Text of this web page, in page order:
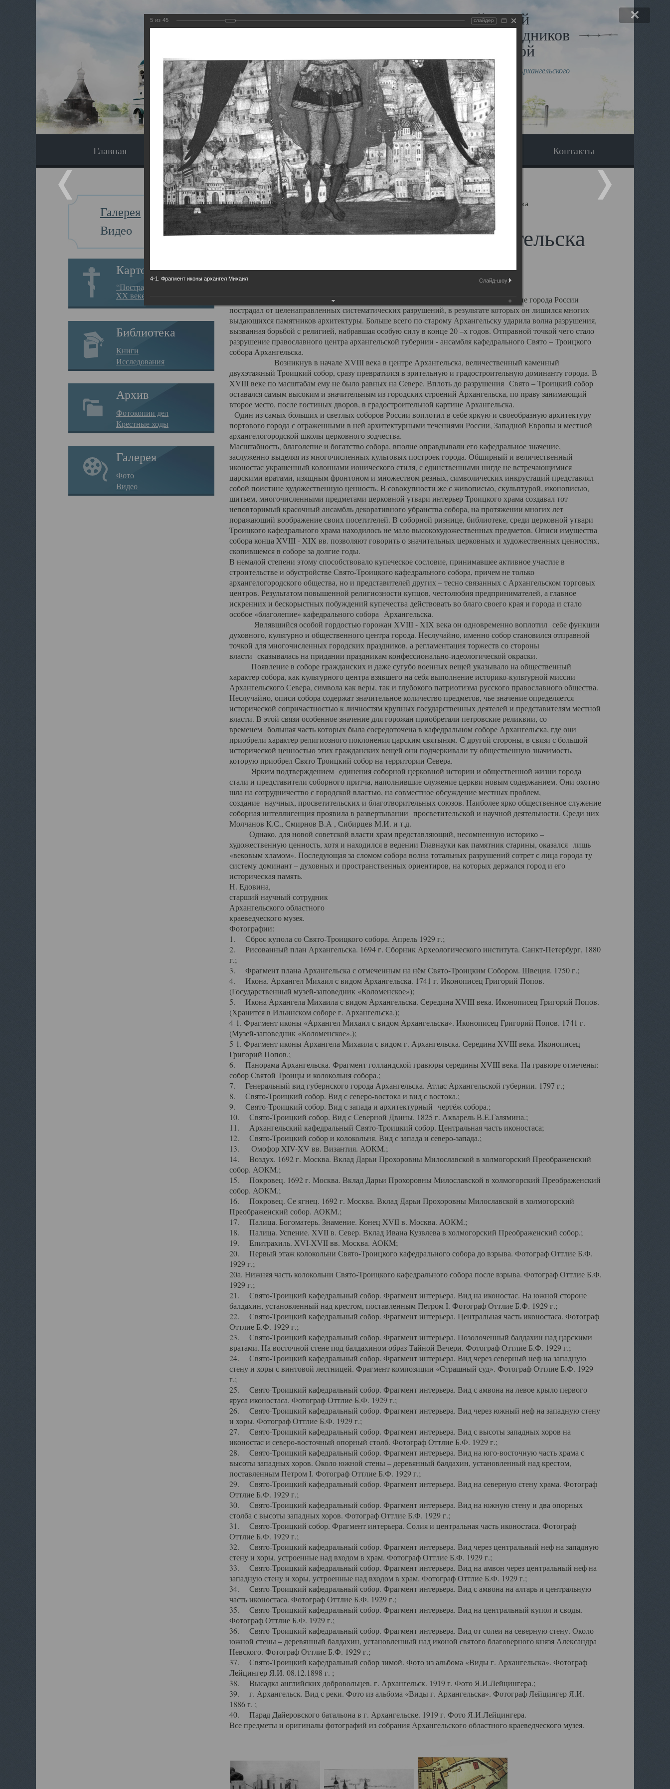
Виртуальный музей
Новомучеников и исповедников
Земли Архангельской
Сайт создан по благословлению митрополита Архангельского
и Холмогорского Даниила
Главная Экскурсия Наследники Галерея Вопрос-ответ Контакты
Галерея
Видео
Картотека
“Пострадавшие за веру в
XX веке на Севере”
Библиотека
Книги
Исследования
Архив
Фотокопии дел
Крестные ходы
Галерея
Фото
Видео
Главная Галерея Храмы-мученики Архангельска Свято-Троицкий собор Архангельска
Свято-Троицкий собор Архангельска
Свято-Троицкий собор Архангельска
Сегодня мы можем говорить, что Архангельск в большей мере, чем другие губернские города России
пострадал от целенаправленных систематических разрушений, в результате которых он лишился многих
выдающихся памятников архитектуры. Больше всего по старому Архангельску ударила волна разрушения,
вызванная борьбой с религией, набравшая особую силу в конце 20 –х годов. Отправной точкой чего стало
разрушение православного центра архангельской губернии - ансамбля кафедрального Свято – Троицкого
собора Архангельска.
Возникнув в начале XVIII века в центре Архангельска, величественный каменный
двухэтажный Троицкий собор, сразу превратился в зрительную и градостроительную доминанту города. В
XVIII веке по масштабам ему не было равных на Севере. Вплоть до разрушения Свято – Троицкий собор
оставался самым высоким и значительным из городских строений Архангельска, по праву занимающий
второе место, после гостиных дворов, в градостроительной картине Архангельска.
Один из самых больших и светлых соборов России воплотил в себе яркую и своеобразную архитектуру
портового города с отраженными в ней архитектурными течениями России, Западной Европы и местной
архангелогородской школы церковного зодчества.
Масштабность, благолепие и богатство собора, вполне оправдывали его кафедральное значение,
заслуженно выделяя из многочисленных культовых построек города. Обширный и величественный
иконостас украшенный колоннами ионического стиля, с единственными нигде не встречающимися
царскими вратами, изящным фронтоном и множеством резных, символических инкрустаций представлял
собой поистине художественную ценность. В совокупности же с живописью, скульптурой, иконописью,
шитьем, многочисленными предметами церковной утвари интерьер Троицкого храма создавал тот
неповторимый красочный ансамбль декоративного убранства собора, на протяжении многих лет
поражающий воображение своих посетителей. В соборной ризнице, библиотеке, среди церковной утвари
Троицкого кафедрального храма находилось не мало высокохудожественных предметов. Описи имущества
собора конца XVIII - XIX вв. позволяют говорить о значительных церковных и художественных ценностях,
скопившемся в соборе за долгие годы.
В немалой степени этому способствовало купеческое сословие, принимавшее активное участие в
строительстве и обустройстве Свято-Троицкого кафедрального собора, причем не только
архангелогородского общества, но и представителей других – тесно связанных с Архангельском торговых
центров. Результатом повышенной религиозности купцов, честолюбия предпринимателей, а главное
искренних и бескорыстных побуждений купечества действовать во благо своего края и города и стало
особое «благолепие» кафедрального собора Архангельска.
Являвшийся особой гордостью горожан XVIII - XIX века он одновременно воплотил себе функции
духовного, культурно и общественного центра города. Неслучайно, именно собор становился отправной
точкой для многочисленных городских праздников, а регламентация торжеств со стороны
власти сказывалась на придании праздникам конфессионально-идеологической окраски.
Появление в соборе гражданских и даже сугубо военных вещей указывало на общественный
характер собора, как культурного центра взявшего на себя выполнение историко-культурной миссии
Архангельского Севера, символа как веры, так и глубокого патриотизма русского православного общества.
Неслучайно, описи собора содержат значительное количество предметов, чье значение определяется
исторической сопричастностью к личностям крупных государственных деятелей и представителям местной
власти. В этой связи особенное значение для горожан приобретали петровские реликвии, со
временем большая часть которых была сосредоточена в кафедральном соборе Архангельска, где они
приобрели характер религиозного поклонения царским святыням. С другой стороны, в связи с большой
исторической ценностью этих гражданских вещей они подчеркивали ту общественную значимость,
которую приобрел Свято Троицкий собор на территории Севера.
Ярким подтверждением единения соборной церковной истории и общественной жизни города
стали и представители соборного притча, наполнившие служение церкви новым содержанием. Они охотно
шла на сотрудничество с городской властью, на совместное обсуждение местных проблем,
создание научных, просветительских и благотворительных союзов. Наиболее ярко общественное служение
соборная интеллигенция проявила в развертывании просветительской и научной деятельности. Среди них
Молчанов К.С., Смирнов В.А , Сибирцев М.И. и т.д.
Однако, для новой советской власти храм представляющий, несомненную историко –
художественную ценность, хотя и находился в ведении Главнауки как памятник старины, оказался лишь
«вековым хламом». Последующая за сломом собора волна тотальных разрушений сотрет с лица города ту
систему доминант – духовных и пространственных ориентиров, на которых держался город и его
историческая память.
Н. Едовина,
старший научный сотрудник
Архангельского областного
краеведческого музея.
Фотографии:
1. Сброс купола со Свято-Троицкого собора. Апрель 1929 г.;
2. Рисованный план Архангельска. 1694 г. Сборник Археологического института. Санкт-Петербург, 1880
г.;
3. Фрагмент плана Архангельска с отмеченным на нём Свято-Троицким Собором. Швеция. 1750 г.;
4. Икона. Архангел Михаил с видом Архангельска. 1741 г. Иконописец Григорий Попов.
(Государственный музей-заповедник «Коломенское»);
5. Икона Архангела Михаила с видом Архангельска. Середина XVIII века. Иконописец Григорий Попов.
(Хранится в Ильинском соборе г. Архангельска.);
4-1. Фрагмент иконы «Архангел Михаил с видом Архангельска». Иконописец Григорий Попов. 1741 г.
(Музей-заповедник «Коломенское».);
5-1. Фрагмент иконы Архангела Михаила с видом г. Архангельска. Середина XVIII века. Иконописец
Григорий Попов.;
6. Панорама Архангельска. Фрагмент голландской гравюры середины XVIII века. На гравюре отмечены:
собор Святой Троицы и колокольня собора.;
7. Генеральный вид губернского города Архангельска. Атлас Архангельской губернии. 1797 г.;
8. Свято-Троицкий собор. Вид с северо-востока и вид с востока.;
9. Свято-Троицкий собор. Вид с запада и архитектурный чертёж собора.;
10. Свято-Троицкий собор. Вид с Северной Двины. 1825 г. Акварель В.Е.Галямина.;
11. Архангельский кафедральный Свято-Троицкий собор. Центральная часть иконостаса;
12. Свято-Троицкий собор и колокольня. Вид с запада и северо-запада.;
13. Омофор XIV-XV вв. Византия. АОКМ.;
14. Воздух. 1692 г. Москва. Вклад Дарьи Прохоровны Милославской в холмогорский Преображенский
собор. АОКМ.;
15. Покровец. 1692 г. Москва. Вклад Дарьи Прохоровны Милославской в холмогорский Преображенский
собор. АОКМ.;
16. Покровец. Се ягнец. 1692 г. Москва. Вклад Дарьи Прохоровны Милославской в холмогорский
Преображенский собор. АОКМ.;
17. Палица. Богоматерь. Знамение. Конец XVII в. Москва. АОКМ.;
18. Палица. Успение. XVII в. Север. Вклад Ивана Кузвлева в холмогорский Преображенский собор.;
19. Епитрахиль. XVI-XVII вв. Москва. АОКМ;
20. Первый этаж колокольни Свято-Троицкого кафедрального собора до взрыва. Фотограф Оттлие Б.Ф.
1929 г.;
20а. Нижняя часть колокольни Свято-Троицкого кафедрального собора после взрыва. Фотограф Оттлие Б.Ф.
1929 г.;
21. Свято-Троицкий кафедральный собор. Фрагмент интерьера. Вид на иконостас. На южной стороне
балдахин, установленный над крестом, поставленным Петром I. Фотограф Оттлие Б.Ф. 1929 г.;
22. Свято-Троицкий кафедральный собор. Фрагмент интерьера. Центральная часть иконостаса. Фотограф
Оттлие Б.Ф. 1929 г.;
23. Свято-Троицкий кафедральный собор. Фрагмент интерьера. Позолоченный балдахин над царскими
вратами. На восточной стене под балдахином образ Тайной Вечери. Фотограф Оттлие Б.Ф. 1929 г.;
24. Свято-Троицкий кафедральный собор. Фрагмент интерьера. Вид через северный неф на западную
стену и хоры с винтовой лестницей. Фрагмент композиции «Страшный суд». Фотограф Оттлие Б.Ф. 1929
г.;
25. Свято-Троицкий кафедральный собор. Фрагмент интерьера. Вид с амвона на левое крыло первого
яруса иконостаса. Фотограф Оттлие Б.Ф. 1929 г.;
26. Свято-Троицкий кафедральный собор. Фрагмент интерьера. Вид через южный неф на западную стену
и хоры. Фотограф Оттлие Б.Ф. 1929 г.;
27. Свято-Троицкий кафедральный собор. Фрагмент интерьера. Вид с высоты западных хоров на
иконостас и северо-восточный опорный столб. Фотограф Оттлие Б.Ф. 1929 г.;
28. Свято-Троицкий кафедральный собор. Фрагмент интерьера. Вид на юго-восточную часть храма с
высоты западных хоров. Около южной стены – деревянный балдахин, установленный над крестом,
поставленным Петром I. Фотограф Оттлие Б.Ф. 1929 г.;
29. Свято-Троицкий кафедральный собор. Фрагмент интерьера. Вид на северную стену храма. Фотограф
Оттлие Б.Ф. 1929 г.;
30. Свято-Троицкий кафедральный собор. Фрагмент интерьера. Вид на южную стену и два опорных
столба с высоты западных хоров. Фотограф Оттлие Б.Ф. 1929 г.;
31. Свято-Троицкий собор. Фрагмент интерьера. Солия и центральная часть иконостаса. Фотограф
Оттлие Б.Ф. 1929 г.;
32. Свято-Троицкий кафедральный собор. Фрагмент интерьера. Вид через центральный неф на западную
стену и хоры, устроенные над входом в храм. Фотограф Оттлие Б.Ф. 1929 г.;
33. Свято-Троицкий кафедральный собор. Фрагмент интерьера. Вид на амвон через центральный неф на
западную стену и хоры, устроенные над входом в храм. Фотограф Оттлие Б.Ф. 1929 г.;
34. Свято-Троицкий кафедральный собор. Фрагмент интерьера. Вид с амвона на алтарь и центральную
часть иконостаса. Фотограф Оттлие Б.Ф. 1929 г.;
35. Свято-Троицкий кафедральный собор. Фрагмент интерьера. Вид на центральный купол и своды.
Фотограф Оттлие Б.Ф. 1929 г.;
36. Свято-Троицкий кафедральный собор. Фрагмент интерьера. Вид от солеи на северную стену. Около
южной стены – деревянный балдахин, установленный над иконой святого благоверного князя Александра
Невского. Фотограф Оттлие Б.Ф. 1929 г.;
37. Свято-Троицкий кафедральный собор зимой. Фото из альбома «Виды г. Архангельска». Фотограф
Лейцингер Я.И. 08.12.1898 г. ;
38. Высадка английских добровольцев. г. Архангельск. 1919 г. Фото Я.И.Лейцингера.;
39. г. Архангельск. Вид с реки. Фото из альбома «Виды г. Архангельска». Фотограф Лейцингер Я.И.
1886 г. ;
40. Парад Дайеровского батальона в г. Архангельске. 1919 г. Фото Я.И.Лейцингера.
Все предметы и оригиналы фотографий из собрания Архангельского областного краеведческого музея.
5 из 45 слайдер
4-1. Фрагмент иконы архангел Михаил Слайд-шоу: